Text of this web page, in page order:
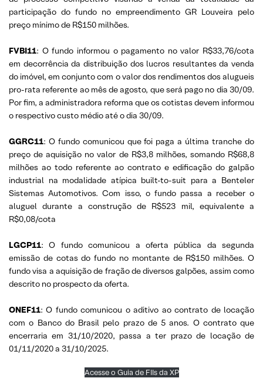
participação do fundo no empreendimento GR Louveira pelo
preço mínimo de R$150 milhões.
FVBI11: O fundo informou o pagamento no valor R$33,76/cota
em decorrência da distribuição dos lucros resultantes da venda
do imóvel, em conjunto com o valor dos rendimentos dos alugueis
pro-rata referente ao mês de agosto, que será pago no dia 30/09.
Por fim, a administradora reforma que os cotistas devem informou
o respectivo custo médio até o dia 30/09.
GGRC11: O fundo comunicou que foi paga a última tranche do
preço de aquisição no valor de R$3,8 milhões, somando R$68,8
milhões ao todo referente ao contrato e edificação do galpão
industrial na modalidade atípica built-to-suit para a Benteler
Sistemas Automotivos. Com isso, o fundo passa a receber o
aluguel durante a construção de R$523 mil, equivalente a
R$0,08/cota
LGCP11: O fundo comunicou a oferta pública da segunda
emissão de cotas do fundo no montante de R$150 milhões. O
fundo visa a aquisição de fração de diversos galpões, assim como
descrito no prospecto da oferta.
ONEF11: O fundo comunicou o aditivo ao contrato de locação
com o Banco do Brasil pelo prazo de 5 anos. O contrato que
encerraria em 31/10/2020, passa a ter prazo de locação de
01/11/2020 a 31/10/2025.
Acesse o Guia de FIIs da XP